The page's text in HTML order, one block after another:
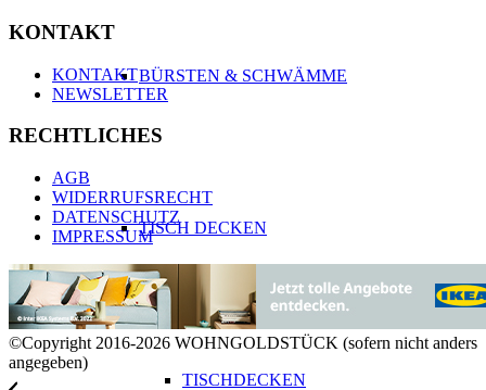
BÜRSTEN & SCHWÄMME
TISCH DECKEN
TISCHDECKEN
KONTAKT
KONTAKT
NEWSLETTER
RECHTLICHES
AGB
WIDERRUFSRECHT
DATENSCHUTZ
IMPRESSUM
©Copyright 2016-2026 WOHNGOLDSTÜCK (sofern nicht anders
angegeben)